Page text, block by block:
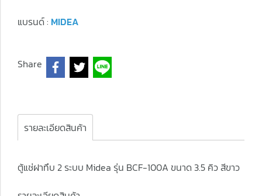
แบรนด์ : MIDEA
Share
รายละเอียดสินค้า
ตู้แช่ฝาทึบ 2 ระบบ Midea รุ่น BCF-100A ขนาด 3.5 คิว สีขาว